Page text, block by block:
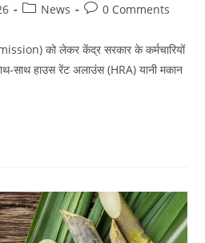
PostNews
Post0 Comments
को लेकर केंद्र सरकार के कर्मचारियों
साथ हाउस रेंट अलाउंस (HRA) यानी मकान